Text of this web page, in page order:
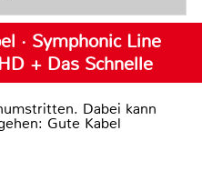
· Symphonic Line
+ Das Schnelle
Dabei kann
Gute Kabel